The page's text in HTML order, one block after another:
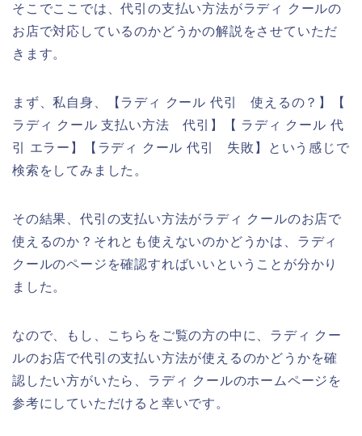
そこでここでは、代引の支払い方法がラディ クールの
お店で対応しているのかどうかの解説をさせていただ
きます。
まず、私自身、【ラディ クール 代引 使えるの？】【
ラディ クール 支払い方法 代引】【 ラディ クール 代
引 エラー】【ラディ クール 代引 失敗】という感じで
検索をしてみました。
その結果、代引の支払い方法がラディ クールのお店で
使えるのか？それとも使えないのかどうかは、ラディ
クールのページを確認すればいいということが分かり
ました。
なので、もし、こちらをご覧の方の中に、ラディ クー
ルのお店で代引の支払い方法が使えるのかどうかを確
認したい方がいたら、ラディ クールのホームページを
参考にしていただけると幸いです。